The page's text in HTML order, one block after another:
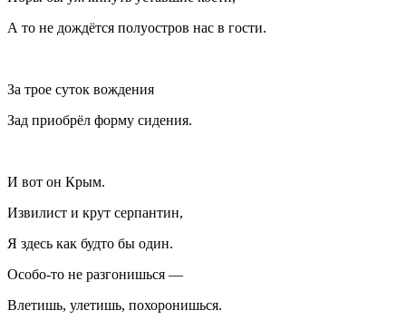
А то не дождётся полуостров нас в гости.
За трое суток вождения
Зад приобрёл форму сидения.
И вот он Крым.
Извилист и крут серпантин,
Я здесь как будто бы один.
Особо-то не разгонишься —
Влетишь, улетишь, похоронишься.